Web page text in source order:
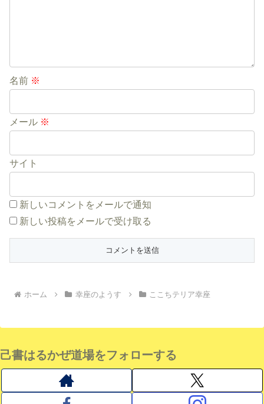
名前 ※
メール ※
サイト
新しいコメントをメールで通知
新しい投稿をメールで受け取る
ホーム 幸座のようす ここちテリア幸座
己書はるかぜ道場をフォローする